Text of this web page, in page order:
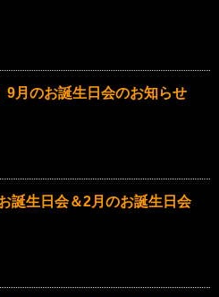
9月のお誕生日会のお知らせ
誕生日会＆2月のお誕生日会